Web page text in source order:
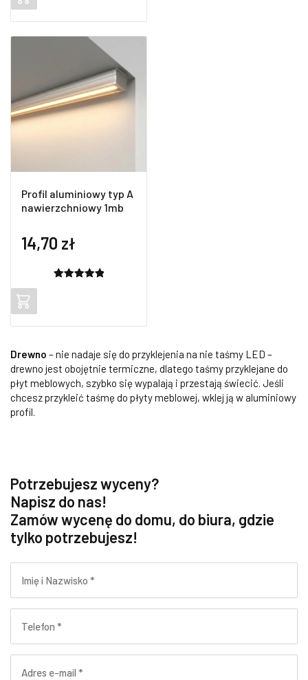
Profil aluminiowy typ A
nawierzchniowy 1mb
14,70 zł
Drewno – nie nadaje się do przyklejenia na nie taśmy LED –
drewno jest obojętnie termiczne, dlatego taśmy przyklejane do
płyt meblowych, szybko się wypalają i przestają świecić. Jeśli
chcesz przykleić taśmę do płyty meblowej, wklej ją w aluminiowy
profil.
Potrzebujesz wyceny?
Napisz do nas!
Zamów wycenę do domu, do biura, gdzie
tylko potrzebujesz!